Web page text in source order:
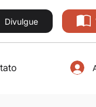
Divulgue